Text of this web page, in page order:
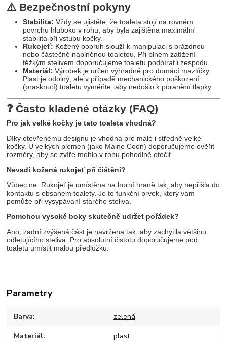
⚠️ Bezpečnostní pokyny
Stabilita: Vždy se ujistěte, že toaleta stojí na rovném
povrchu hluboko v rohu, aby byla zajištěna maximální
stabilita při vstupu kočky.
Rukojeť: Kožený popruh slouží k manipulaci s prázdnou
nebo částečně naplněnou toaletou. Při plném zatížení
těžkým stelivem doporučujeme toaletu podpírat i zespodu.
Materiál: Výrobek je určen výhradně pro domácí mazlíčky.
Plast je odolný, ale v případě mechanického poškození
(prasknutí) toaletu vyměňte, aby nedošlo k poranění tlapky.
❓ Často kladené otázky (FAQ)
Pro jak velké kočky je tato toaleta vhodná?
Díky otevřenému designu je vhodná pro malé i středně velké
kočky. U velkých plemen (jako Maine Coon) doporučujeme ověřit
rozměry, aby se zvíře mohlo v rohu pohodlně otočit.
Nevadí kožená rukojeť při čištění?
Vůbec ne. Rukojeť je umístěna na horní hraně tak, aby nepřišla do
kontaktu s obsahem toalety. Je to funkční prvek, který vám
pomůže při vysypávání starého steliva.
Pomohou vysoké boky skutečně udržet pořádek?
Ano, zadní zvýšená část je navržena tak, aby zachytila většinu
odletujícího steliva. Pro absolutní čistotu doporučujeme pod
toaletu umístit malou předložku.
Parametry
Barva zelená
Materiál plast